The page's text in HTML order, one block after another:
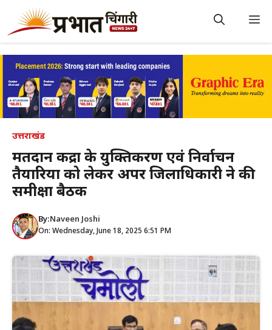
content
उत्तराखंड
मतदान केंद्रों के युक्तिकरण एवं निर्वाचन
तैयारियों को लेकर अपर जिलाधिकारी ने की
समीक्षा बैठक
By:Naveen Joshi
On: Wednesday, June 18, 2025 6:51 PM